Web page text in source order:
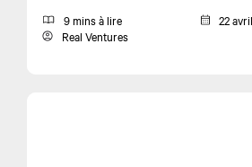
9 mins à lire
22
Real Ventures